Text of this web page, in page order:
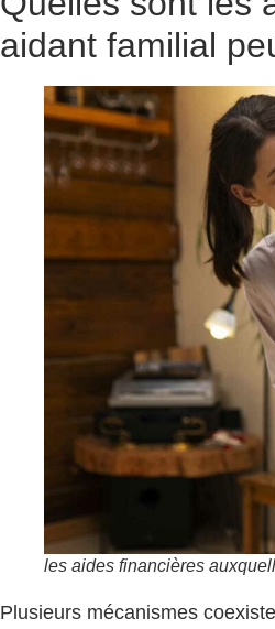
aidant familial
les aides financières
Plusieurs mécanismes